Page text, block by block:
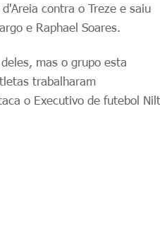
d'Areia contra o Treze e saiu
e Raphael Soares.
mas o grupo esta
trabalharam
o Executivo de futebol